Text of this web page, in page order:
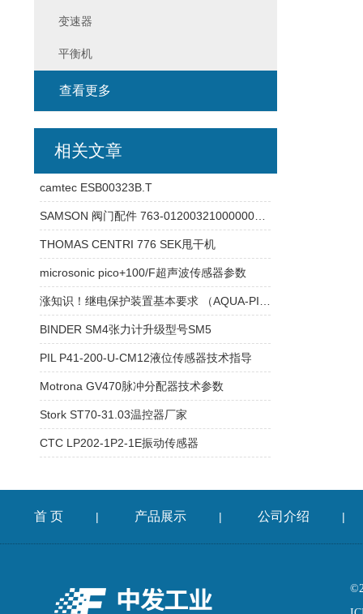
变速器
平衡机
查看更多
相关文章
camtec ESB00323B.T
THOMAS CENTRI 776 SEK甩干机
microsonic pico+100/F超声波传感器参数
BINDER SM4张力计升级型号SM5
PIL P41-200-U-CM12液位传感器技术指导
Motrona GV470脉冲分配器技术参数
Stork ST70-31.03温控器厂家
CTC LP202-1P2-1E振动传感器
首 页 | 产品展示 | 公司介绍 |